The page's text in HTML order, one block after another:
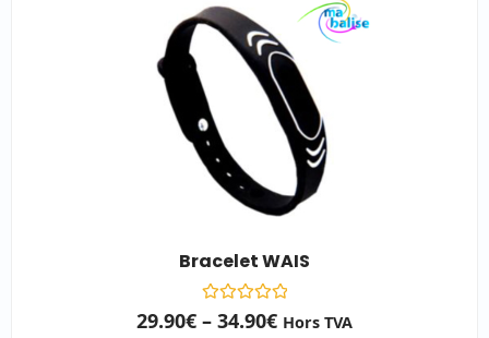
Bracelet WAIS
Note
0
29.90€ – 34.90€ Hors TVA